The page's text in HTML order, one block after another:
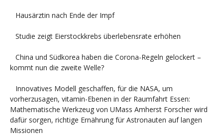
Hausärztin nach Ende der Impf
Studie zeigt Eierstockkrebs überlebensrate erhöhen
China und Südkorea haben die Corona-Regeln gelockert –
kommt nun die zweite Welle?
Innovatives Modell geschaffen, für die NASA, um
vorherzusagen, vitamin-Ebenen in der Raumfahrt Essen:
Mathematische Werkzeug von UMass Amherst Forscher wird
dafür sorgen, richtige Ernährung für Astronauten auf langen
Missionen